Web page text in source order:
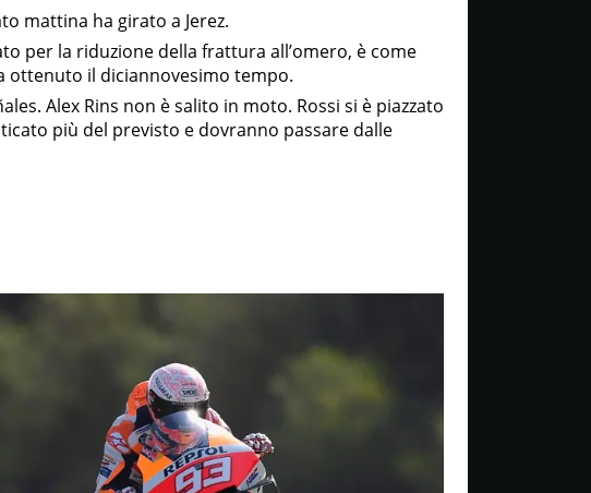
mattina ha girato a Jerez.
per la riduzione della frattura all’omero, è come
ottenuto il diciannovesimo tempo.
Alex Rins non è salito in moto. Rossi si è piazzato
più del previsto e dovranno passare dalle